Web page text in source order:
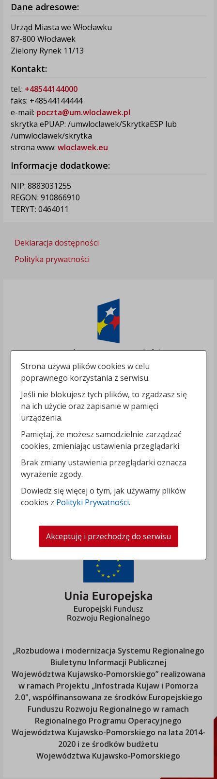
Dane adresowe:
Urząd Miasta we Włocławku
87-800 Włocławek
Zielony Rynek 11/13
Kontakt:
tel.: +48544144000
faks: +48544144444
e-mail: poczta@um.wloclawek.pl
skrytka ePUAP: /umwloclawek/SkrytkaESP lub
/umwloclawek/skrytka
strona www: wloclawek.eu
Informacje dodatkowe:
NIP: 8883031255
REGON: 910866910
TERYT: 0464011
Deklaracja dostępności
Polityka prywatności
„Rozbudowa i modernizacja Systemu Regionalnego
Biuletynu Informacji Publicznej
Województwa Kujawsko-Pomorskiego” realizowana
w ramach Projektu „Infostrada Kujaw i Pomorza
2.0", współfinansowana ze środków Europejskiego
Funduszu Rozwoju Regionalnego w ramach
Regionalnego Programu Operacyjnego
Województwa Kujawsko-Pomorskiego na lata 2014-
2020 i ze środków budżetu
Województwa Kujawsko-Pomorskiego
Strona używa plików cookies w celu
poprawnego korzystania z serwisu.
Jeśli nie blokujesz tych plików, to zgadzasz się
na ich użycie oraz zapisanie w pamięci
urządzenia.
Pamiętaj, że możesz samodzielnie zarządzać
cookies, zmieniając ustawienia przeglądarki.
Brak zmiany ustawienia przeglądarki oznacza
wyrażenie zgody.
Dowiedz się więcej o tym, jak używamy plików
cookies z Polityki Prywatności.
Akceptuję i przechodzę do serwisu